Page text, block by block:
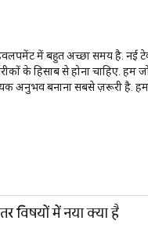
में बहुत अच्छा समय है. नई
के हिसाब से होना चाहिए. हम
बनाना सबसे ज़रूरी है. हम
में नया क्या है